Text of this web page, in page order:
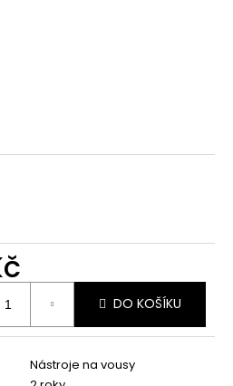
DO KOŠÍKU
Nástroje na vousy